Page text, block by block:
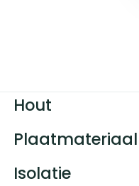
Hout
Plaatmateriaal
Isolatie